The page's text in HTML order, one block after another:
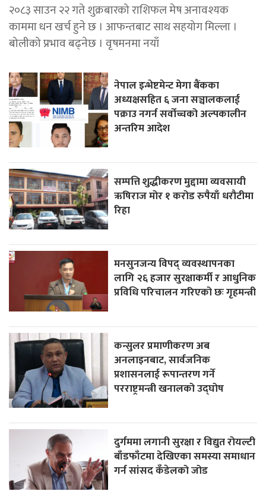
२०८३ साउन २२ गते शुक्रबारको राशिफल मेष अनावश्यक
काममा धन खर्च हुने छ । आफन्तबाट साथ सहयोग मिल्ला ।
बोलीको प्रभाव बढ्नेछ । वृषमनमा नयाँ
नेपाल इन्भेष्टमेन्ट मेगा बैंकका
अध्यक्षसहित ६ जना सञ्चालकलाई
पक्राउ नगर्न सर्वोच्चको अल्पकालीन
अन्तरिम आदेश
सम्पत्ति शुद्धीकरण मुद्दामा व्यवसायी
ऋषिराज मोर १ करोड रुपैयाँ धरौटीमा
रिहा
मनसुनजन्य विपद् व्यवस्थापनका
लागि २६ हजार सुरक्षाकर्मी र आधुनिक
प्रविधि परिचालन गरिएको छः गृहमन्त्री
कन्सुलर प्रमाणीकरण अब
अनलाइनबाट, सार्वजनिक
प्रशासनलाई रूपान्तरण गर्ने
परराष्ट्रमन्त्री खनालको उद्घोष
दुर्गममा लगानी सुरक्षा र विद्युत रोयल्टी
बाँडफाँटमा देखिएका समस्या समाधान
गर्न सांसद कँडेलको जोड